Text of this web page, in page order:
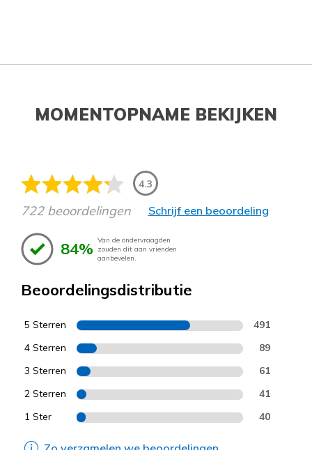
MOMENTOPNAME BEKIJKEN
4.3
722 beoordelingen Schrijf een beoordeling
84% Van de ondervraagden
zouden dit aan vrienden
aanbevelen.
Beoordelingsdistributie
5 Sterren 491
4 Sterren 89
3 Sterren 61
2 Sterren 41
1 Ster 40